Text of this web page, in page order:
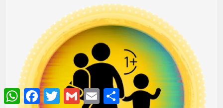
WhatsAppFacebookTwitterGmail Email Share